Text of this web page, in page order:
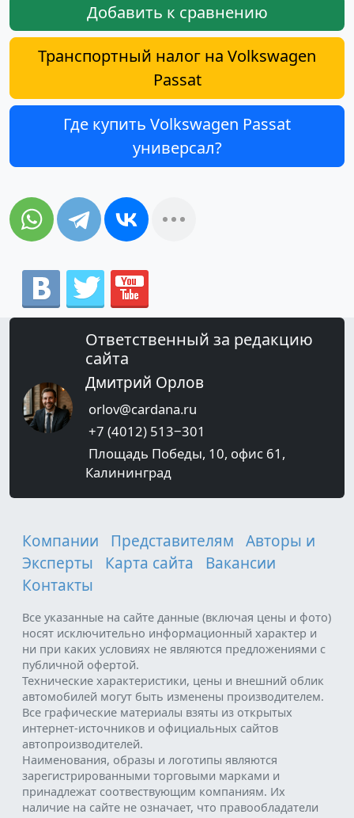
Добавить к сравнению
Транспортный налог на Volkswagen
Passat
Где купить Volkswagen Passat
универсал?
Ответственный за редакцию
сайта
Дмитрий Орлов
orlov@cardana.ru
+7 (4012) 513‒301
Площадь Победы, 10, офис 61,
Калининград
Компании Представителям
Авторы и
Эксперты
Карта сайта
Вакансии
Контакты
Все указанные на сайте данные (включая цены и фото)
носят исключительно информационный характер и
ни при каких условиях не являются предложениями с
публичной офертой.
Технические характеристики, цены и внешний облик
автомобилей могут быть изменены производителем.
Все графические материалы взяты из открытых
интернет-источников и официальных сайтов
автопроизводителей.
Наименования, образы и логотипы являются
зарегистрированными торговыми марками и
принадлежат соотвествующим компаниям. Их
наличие на сайте не означает, что правообладатели